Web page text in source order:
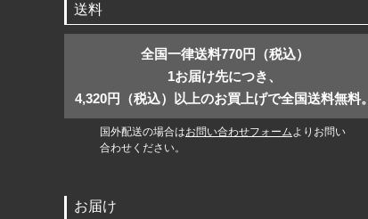
送料
全国一律送料770円（税込）
1お届け先につき、
4,320円（税込）以上のお買上げで全国送料無料。
国外配送の場合はお問い合わせフォームよりお問い
合わせください。
お届け